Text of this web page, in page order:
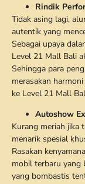
Rindik
Tidak asing lagi,
autentik yang
Sebagai upaya
Level 21 Mall Bali
Sehingga para
merasakan
ke Level 21 Mall
Autoshow
Kurang meriah jika
menarik spesial
Rasakan
mobil terbaru yang
yang bombastis